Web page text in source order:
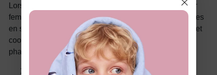
Lors de l'exploration
Idées de tenues d'Halloween pour
femmes : des options polyvalentes, idéales pour les fêtes
en solo ou en famille. PatPat propose des looks festifs et
coordonnés alliant confort et style. Voici trois produits
phares à considérer :
Ensembles de robes à imprimé citrouille et de